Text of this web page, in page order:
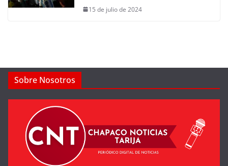
15 de julio de 2024
Sobre Nosotros